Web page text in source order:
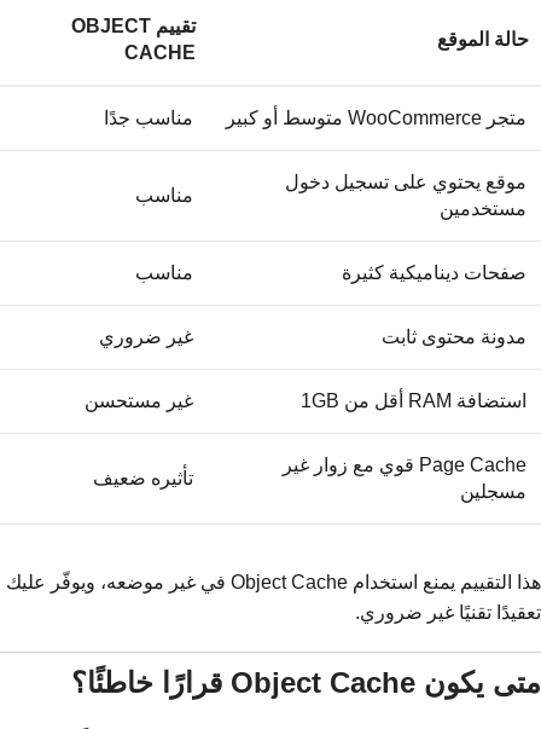
حالة الموقع
تقييم OBJECT
CACHE
متجر WooCommerce متوسط أو كبير مناسب جدًا
موقع يحتوي على تسجيل دخول
مستخدمين
مناسب
صفحات ديناميكية كثيرة مناسب
مدونة محتوى ثابت غير ضروري
استضافة RAM أقل من 1GB غير مستحسن
Page Cache قوي مع زوار غير
مسجلين
تأثيره ضعيف
هذا التقييم يمنع استخدام Object Cache في غير موضعه، ويوفّر عليك
تعقيدًا تقنيًا غير ضروري.
متى يكون Object Cache قرارًا خاطئًا؟